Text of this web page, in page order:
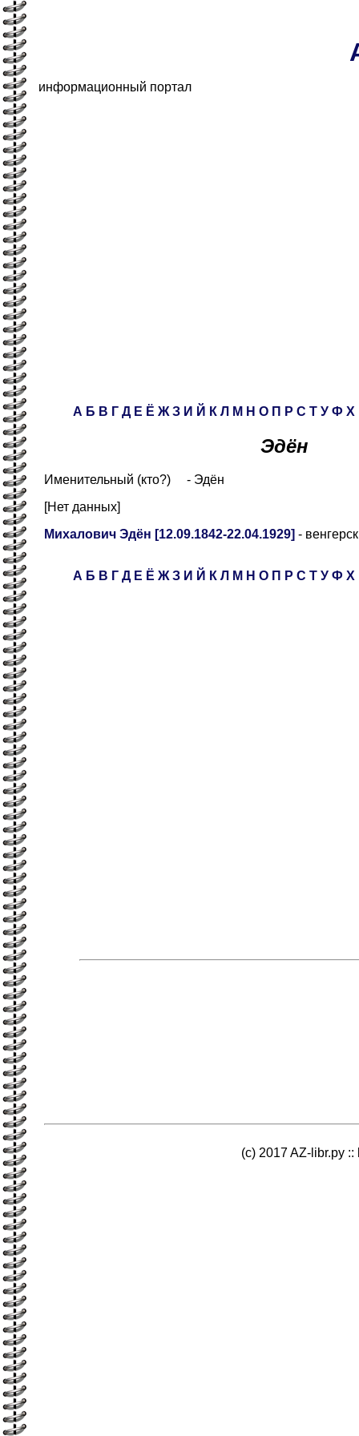
информационный портал
А Б В Г Д Е Ё Ж З И Й К Л М Н О П Р С Т У Ф Х
Эдён
Именительный (кто?) - Эдён
[Нет данных]
Михалович Эдён [12.09.1842-22.04.1929] -
А Б В Г Д Е Ё Ж З И Й К Л М Н О П Р С Т У Ф Х
(c) 2017 AZ-libr.ру ::